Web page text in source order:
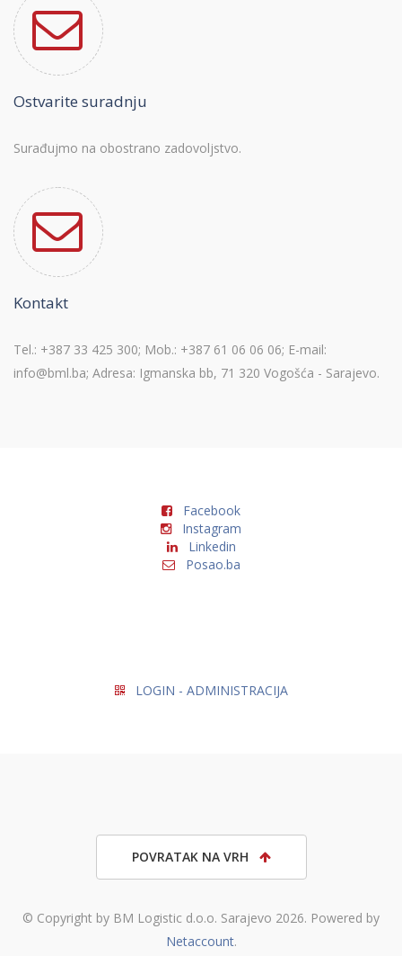
Ostvarite suradnju
Surađujmo na obostrano zadovoljstvo.
Kontakt
Tel.: +387 33 425 300; Mob.: +387 61 06 06 06; E-mail:
info@bml.ba; Adresa: Igmanska bb, 71 320 Vogošća - Sarajevo.
Facebook
Instagram
Linkedin
Posao.ba
LOGIN - ADMINISTRACIJA
POVRATAK NA VRH
© Copyright by BM Logistic d.o.o. Sarajevo 2026. Powered by
Netaccount.